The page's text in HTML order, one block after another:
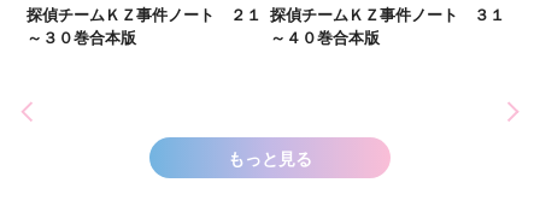
１ 探偵チームＫＺ事件ノート ３１
～４０巻合本版
探偵チームＫＺ事件ノート １１
～２０巻合本版
もっと見る